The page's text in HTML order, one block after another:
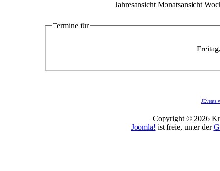
Jahresansicht Monatsansicht
Termine für
JEvents
Copyright © 2026
Joomla! ist freie, unter der